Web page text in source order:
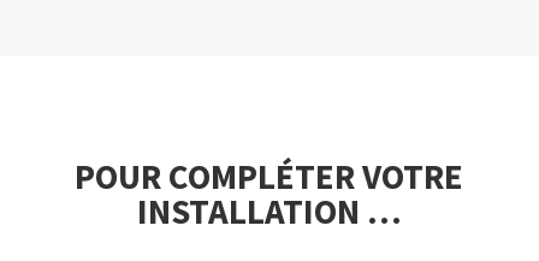
POUR COMPLÉTER VOTRE
INSTALLATION …